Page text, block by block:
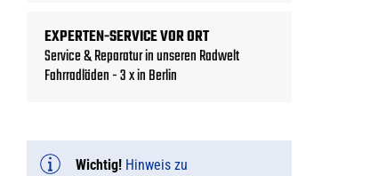
EXPERTEN-SERVICE VOR ORT
Service & Reparatur in unseren Radwelt
Fahrradläden - 3 x in Berlin
Wichtig! Hinweis zu